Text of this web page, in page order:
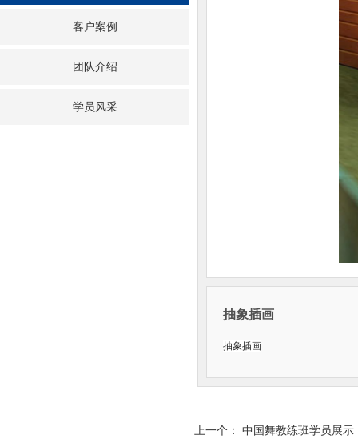
抽象插画
抽象插画
客户案例
团队介绍
学员风采
上一个： 中国舞教练班学员展示